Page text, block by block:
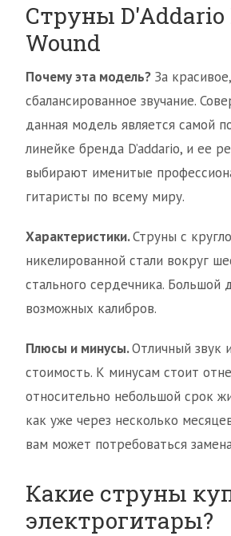
Струны D'Addario
Wound
Почему эта модель? За
сбалансированное звучание.
данная модель является самой
линейке бренда D’addario, и ее
выбирают именитые
гитаристы по всему миру.
Характеристики.Струны с
никелированной стали вокруг
стального сердечника. Большой
возможных калибров.
Плюсы и минусы.Отличный звук
стоимость. К минусам стоит
относительно небольшой срок
как уже через несколько
вам может потребоваться
Какие струны
электрогитары?